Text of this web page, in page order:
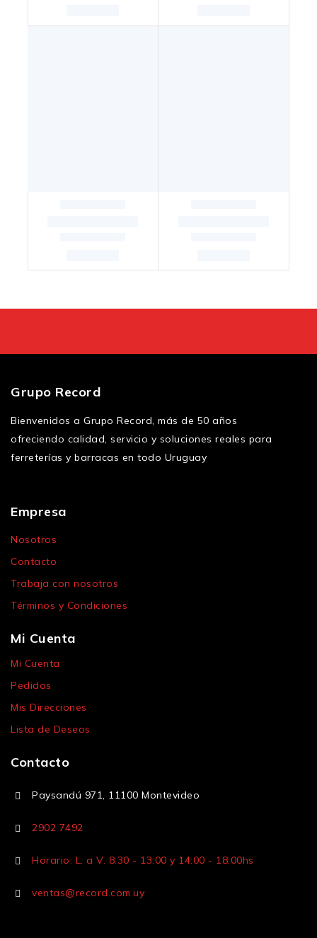
Grupo Record
Bienvenidos a Grupo Record, más de 50 años
ofreciendo calidad, servicio y soluciones reales para
ferreterías y barracas en todo Uruguay
Empresa
Nosotros
Contacto
Trabaja con nosotros
Términos y Condiciones
Mi Cuenta
Mi Cuenta
Pedidos
Mis Direcciones
Lista de Deseos
Contacto
Paysandú 971, 11100 Montevideo
2902 7492
Horario: L. a V. 8:30 - 13:00 y 14:00 - 18:00hs
ventas@record.com.uy